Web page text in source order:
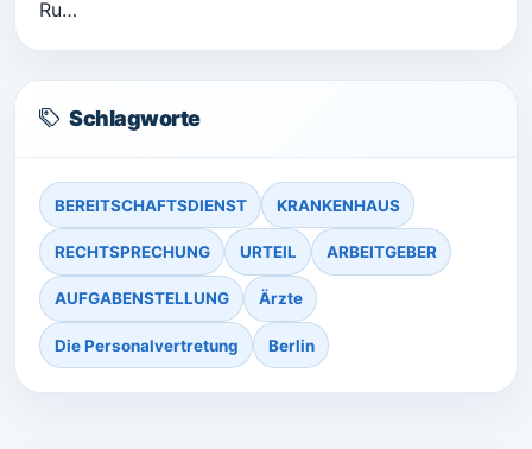
Ru…
Schlagworte
BEREITSCHAFTSDIENST KRANKENHAUS
RECHTSPRECHUNG URTEIL ARBEITGEBER
AUFGABENSTELLUNG Ärzte
Die Personalvertretung Berlin